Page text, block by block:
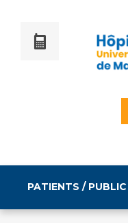
PATIENTS / PUBLIC